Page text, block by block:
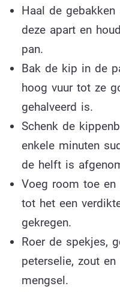
Haal de
deze apart en
pan.
Bak de kip in de
hoog vuur tot ze
gehalveerd is.
Schenk de
enkele minuten
de helft is
Voeg room toe
tot het een
gekregen.
Roer de spekjes,
peterselie, zout
mengsel.